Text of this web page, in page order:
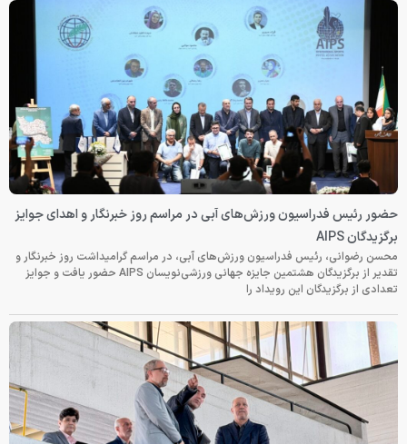
حضور رئیس فدراسیون ورزش‌های آبی در مراسم روز خبرنگار و اهدای جوایز
برگزیدگان AIPS
محسن رضوانی، رئیس فدراسیون ورزش‌های آبی، در مراسم گرامیداشت روز خبرنگار و
تقدیر از برگزیدگان هشتمین جایزه جهانی ورزشی‌نویسان AIPS حضور یافت و جوایز
تعدادی از برگزیدگان این رویداد را